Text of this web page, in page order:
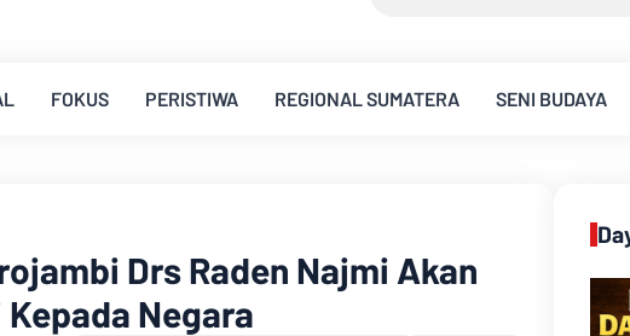
FOKUS PERISTIWA REGIONAL SUMATERA SENI BUDAYA
Drs Raden Najmi Akan
Negara